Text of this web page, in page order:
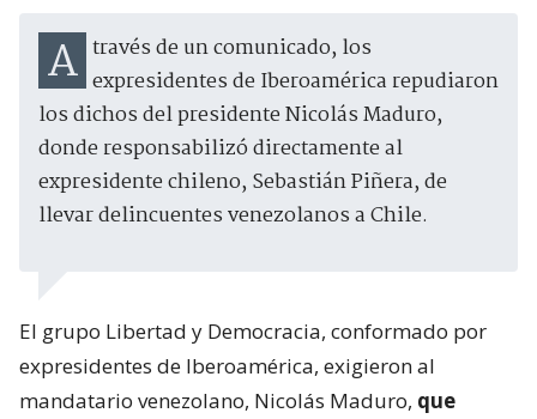
A través de un comunicado, los expresidentes de Iberoamérica repudiaron
los dichos del presidente Nicolás Maduro,
donde responsabilizó directamente al
expresidente chileno, Sebastián Piñera, de
llevar delincuentes venezolanos a Chile.
El grupo Libertad y Democracia, conformado por
expresidentes de Iberoamérica, exigieron al
mandatario venezolano, Nicolás Maduro, que